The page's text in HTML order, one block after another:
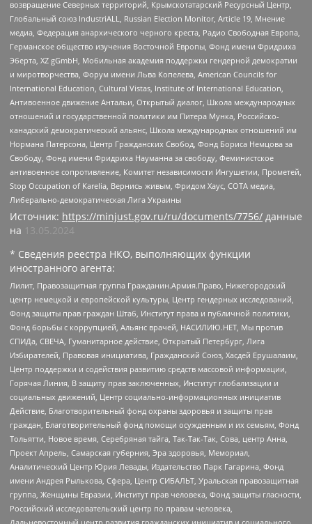
возвращение Северных территорий, Крымскотатарский Ресурсный Центр,
Глобальный союз IndustriALL, Russian Election Monitor, Article 19, Мнение
медиа, Федерация анархического черного креста, Радио Свободная Европа,
Германское общество изучения Восточной Европы, Фонд имени Фридриха
Эберта, XZ gGmbH, Мобильная академия поддержки гендерной демократии
и миротворчества, Форум имени Льва Копелева, American Councils for
International Education, Cultural Vistas, Institute of International Education,
Антивоенное движение Антальи, Открытый диалог, Школа международных
отношений и государственной политики им Питера Мунка, Российско-
канадский демократический альянс, Школа международных отношений им
Нормана Патерсона, Центр Гражданских Свобод, Фонд Бориса Немцова за
Свободу, Фонд имени Фридриха Науманна за свободу, Феминистское
антивоенное сопротивление, Комитет независимости Ингушетии, Прометей,
Stop Occupation of Karelia, Вернись живым, Фридом Хаус, СОТА медиа,
Либерально-демократическая Лига Украины
Источник: https://minjust.gov.ru/ru/documents/7756/ данные
на
13.05.2024
* Сведения реестра НКО, выполняющих функции
иностранного агента:
Лилит, Правозащитная группа Гражданин.Армия.Право, Нижегородский
центр немецкой и европейской культуры, Центр гендерных исследований,
Фонд защиты прав граждан Штаб, Институт права и публичной политики,
Фонд борьбы с коррупцией, Альянс врачей, НАСИЛИЮ.НЕТ, Мы против
СПИДа, СВЕЧА, Гуманитарное действие, Открытый Петербург, Лига
Избирателей, Правовая инициатива, Гражданский Союз, Хасдей Ерушалаим,
Центр поддержки и содействия развитию средств массовой информации,
Горячая Линия, В защиту прав заключенных, Институт глобализации и
социальных движений, Центр социально-информационных инициатив
Действие, Благотворительный фонд охраны здоровья и защиты прав
граждан, Благотворительный фонд помощи осужденным и их семьям, Фонд
Тольятти, Новое время, Серебряная тайга, Так-Так-Так, Сова, центр Анна,
Проект Апрель, Самарская губерния, Эра здоровья, Мемориал,
Аналитический Центр Юрия Левады, Издательство Парк Гагарина, Фонд
имени Андрея Рылькова, Сфера, Центр СИБАЛЬТ, Уральская правозащитная
группа, Женщины Евразии, Институт прав человека, Фонд защиты гласности,
Российский исследовательский центр по правам человека,